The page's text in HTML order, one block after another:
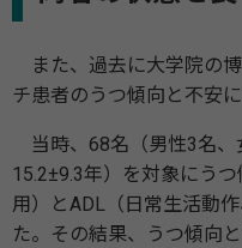
また、過去に大学院の
チ患者のうつ傾向と不安
当時、68名（男性3名、
15.2±9.3年）を対象にう
用）とADL（日常生活動
た。その結果、うつ傾向